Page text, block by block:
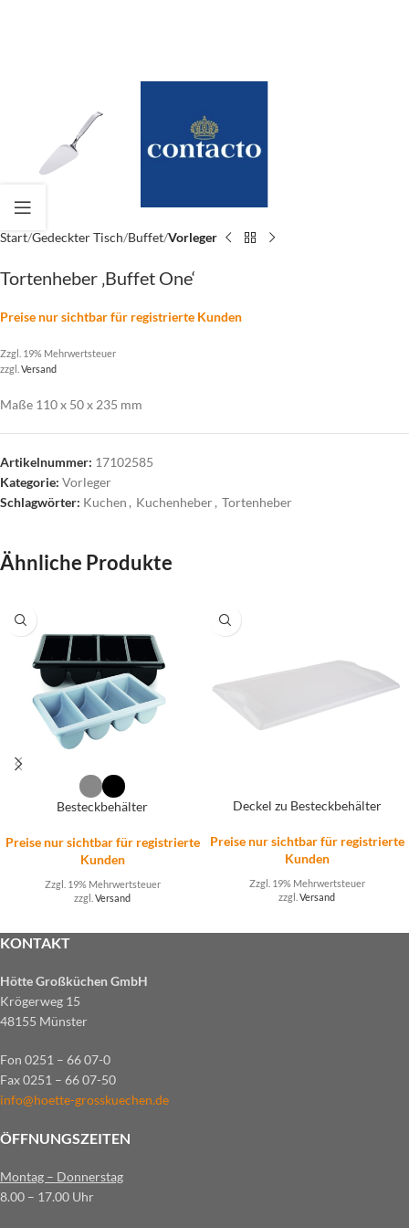
Start Gedeckter Tisch Buffet Vorleger
Tortenheber ‚Buffet One‘
Preise nur sichtbar für registrierte Kunden
Zzgl. 19% Mehrwertsteuer
zzgl. Versand
Maße 110 x 50 x 235 mm
Artikelnummer: 17102585
Kategorie: Vorleger
Schlagwörter: Kuchen , Kuchenheber, Tortenheber
Ähnliche Produkte
Besteckbehälter
Preise nur sichtbar für registrierte
Kunden
Zzgl. 19% Mehrwertsteuer
zzgl. Versand
Deckel zu Besteckbehälter
Preise nur sichtbar für registrierte
Kunden
Zzgl. 19% Mehrwertsteuer
zzgl. Versand
KONTAKT
Hötte Großküchen GmbH
Krögerweg 15
48155 Münster
Fon 0251 – 66 07-0
Fax 0251 – 66 07-50
info@hoette-grosskuechen.de
ÖFFNUNGSZEITEN
Montag – Donnerstag
8.00 – 17.00 Uhr